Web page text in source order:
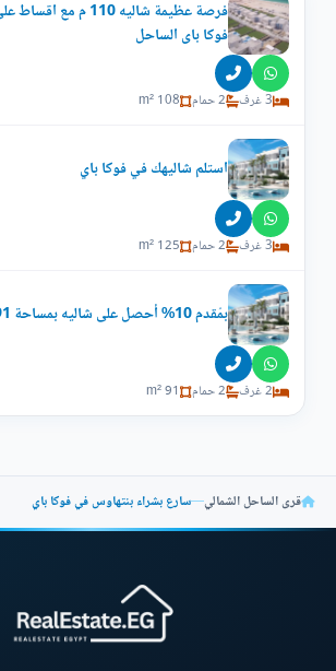
فوكا باى الساحل
3 غرف 2 حمام 108 m²
استلم شاليهك في فوكا باي
3 غرف 2 حمام 125 m²
بمُقدم 10% أحصل على شاليه بمساحة 91م في فوكا باي
2 غرف 2 حمام 91 m²
قرى الساحل الشمالي—سارع بشراء بنتهاوس في فوكا باي